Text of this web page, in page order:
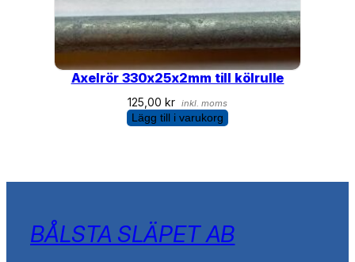
Axelrör 330x25x2mm till kölrulle
125,00 kr inkl. moms
Lägg till i varukorg
BÅLSTA SLÄPET AB